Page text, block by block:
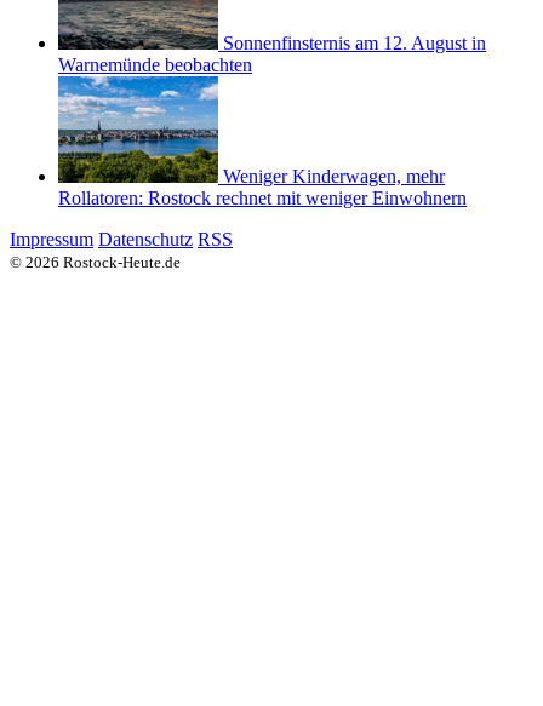
Sonnenfinsternis am 12. August in
Warnemünde beobachten
Weniger Kinderwagen, mehr
Rollatoren: Rostock rechnet mit weniger Einwohnern
Impressum Datenschutz RSS
© 2026 Rostock-Heute.de